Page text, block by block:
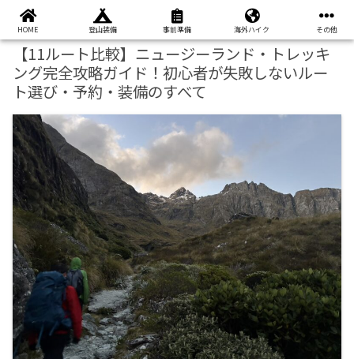
本ページはプロモーションが含まれています
【11ルート比較】ニュージーランド・トレッキ
ング完全攻略ガイド！初心者が失敗しないルー
ト選び・予約・装備のすべて
HOME 登山装備 事前準備 海外ハイク その他